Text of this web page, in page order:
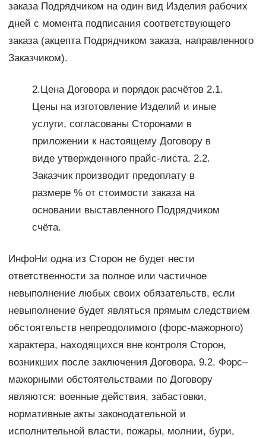
заказа Подрядчиком на один вид Изделия рабочих
дней с момента подписания соответствующего
заказа (акцепта Подрядчиком заказа, направленного
Заказчиком).
2.Цена Договора и порядок расчётов 2.1.
Цены на изготовление Изделий и иные
услуги, согласованы Сторонами в
приложении к настоящему Договору в
виде утвержденного прайс-листа. 2.2.
Заказчик производит предоплату в
размере % от стоимости заказа на
основании выставленного Подрядчиком
счёта.
ИнфоНи одна из Сторон не будет нести
ответственности за полное или частичное
невыполнение любых своих обязательств, если
невыполнение будет являться прямым следствием
обстоятельств непреодолимого (форс-мажорного)
характера, находящихся вне контроля Сторон,
возникших после заключения Договора. 9.2. Форс–
мажорными обстоятельствами по Договору
являются: военные действия, забастовки,
нормативные акты законодательной и
исполнительной власти, пожары, молнии, бури,